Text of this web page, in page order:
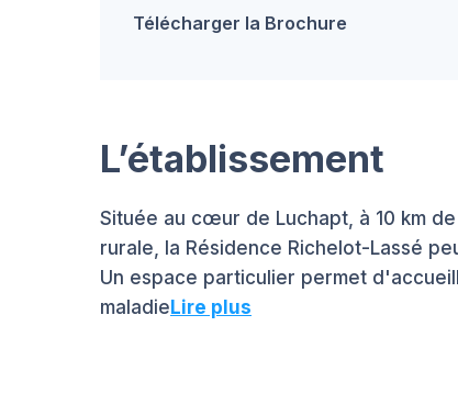
Télécharger la Brochure
L’établissement
Située au cœur de Luchapt, à 10 km
rurale, la Résidence Richelot-Lassé
Un espace particulier permet
maladieLire plus